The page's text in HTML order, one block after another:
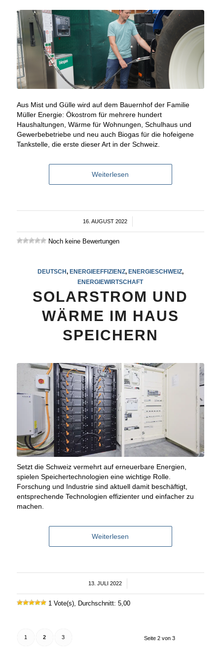
Aus Mist und Gülle wird auf dem Bauernhof der Familie
Müller Energie: Ökostrom für mehrere hundert
Haushaltungen, Wärme für Wohnungen, Schulhaus und
Gewerbebetriebe und neu auch Biogas für die hofeigene
Tankstelle, die erste dieser Art in der Schweiz.
Weiterlesen
16. AUGUST 2022
/
Noch keine Bewertungen
DEUTSCH, ENERGIEEFFIZIENZ, ENERGIESCHWEIZ,
ENERGIEWIRTSCHAFT
SOLARSTROM UND
WÄRME IM HAUS
SPEICHERN
Setzt die Schweiz vermehrt auf erneuerbare Energien,
spielen Speichertechnologien eine wichtige Rolle.
Forschung und Industrie sind aktuell damit beschäftigt,
entsprechende Technologien effizienter und einfacher zu
machen.
Weiterlesen
13. JULI 2022
1 Vote(s), Durchschnitt: 5,00
Seite 2 von 3
1 2 3